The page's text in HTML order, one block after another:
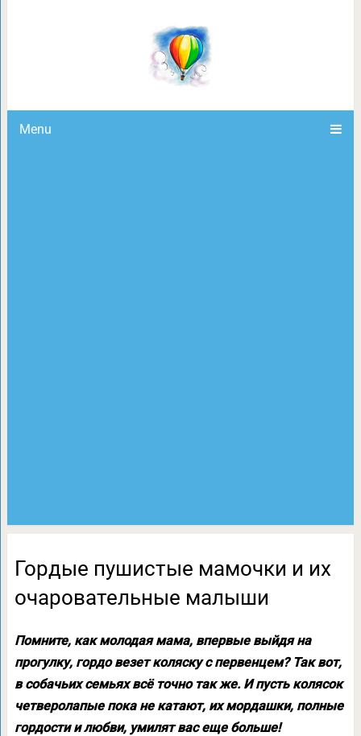
Menu
Гордые пушистые мамочки и
Гордые пушистые мамочки и их
очаровательные малыши
Помните, как молодая мама, впервые выйдя на
прогулку, гордо везет коляску с первенцем? Так вот,
в собачьих семьях всё точно так же. И пусть колясок
четверолапые пока не катают, их мордашки, полные
гордости и любви, умилят вас еще больше!